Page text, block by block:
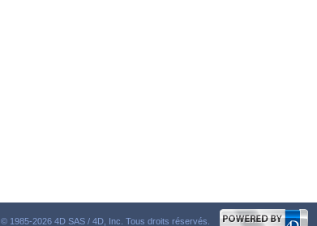
© 1985-2026 4D SAS / 4D, Inc. Tous droits réservés.